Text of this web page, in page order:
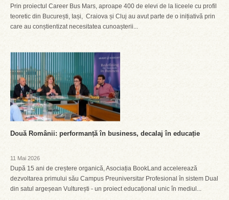
Prin proiectul Career Bus Mars, aproape 400 de elevi de la liceele cu profil
teoretic din București, Iași, Craiova și Cluj au avut parte de o inițiativă prin
care au conștientizat necesitatea cunoașterii...
Două Românii: performanță în business, decalaj în educație
11 Mai 2026
După 15 ani de creștere organică, Asociația BookLand accelerează
dezvoltarea primului său Campus Preuniversitar Profesional în sistem Dual
din satul argeșean Vulturești - un proiect educațional unic în mediul...